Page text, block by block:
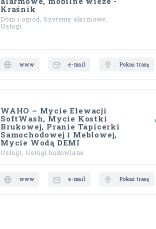
Kraśnik
Dom i ogród, Systemy alarmowe,
Usługi
www e-mail Pokaż trasę
WAHO – Mycie Elewacji
SoftWash, Mycie Kostki
Brukowej, Pranie Tapicerki
Samochodowej i Meblowej,
Mycie Wodą DEMI
Usługi, Usługi budowlane
www e-mail Pokaż trasę